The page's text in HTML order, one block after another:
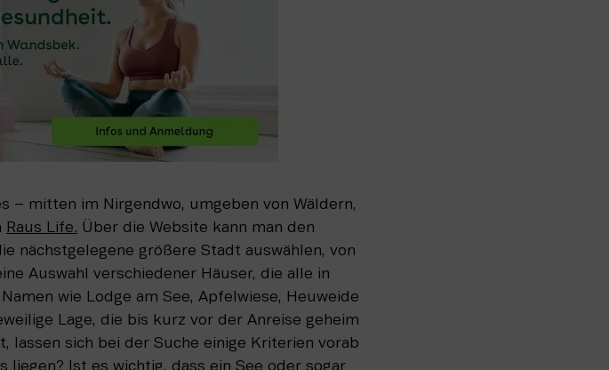
– mitten im Nirgendwo, umgeben von Wäldern,
Raus Life. Über die Website kann man den
nächstgelegene größere Stadt auswählen, von
Auswahl verschiedener Häuser, die alle in
wie Lodge am See, Apfelwiese, Heuweide
Lage, die bis kurz vor der Anreise geheim
lassen sich bei der Suche einige Kriterien vorab
liegen? Ist es wichtig, dass ein See oder sogar